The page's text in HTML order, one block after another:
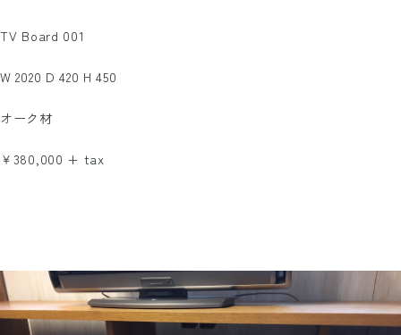
TV Board 001
W 2020 D 420 H 450
オーク材
￥380,000 + tax